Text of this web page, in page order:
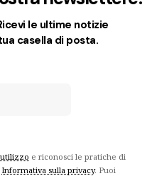
le ultime notizie
casella di posta.
e riconosci le pratiche di
Informativa sulla privacy. Puoi